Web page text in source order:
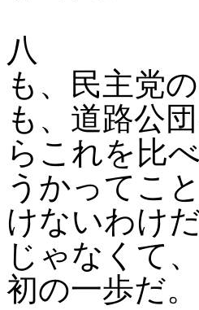
八 ところ
も、民主党
も、道路公
らこれを比
うかってこ
けないわけ
じゃなくて
初の一歩だ。